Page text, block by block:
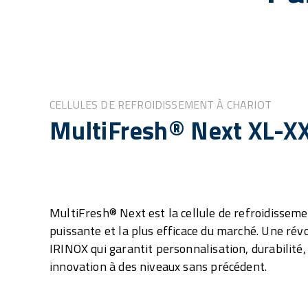
CELLULES DE REFROIDISSEMENT À CHARIOT
MultiFresh® Next XL-
MultiFresh® Next est la cellule de
puissante et la plus efficace du marché. Une
IRINOX qui garantit personnalisation,
innovation à des niveaux sans précédent.